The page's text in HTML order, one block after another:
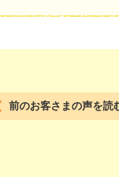
前のお客さまの声を読